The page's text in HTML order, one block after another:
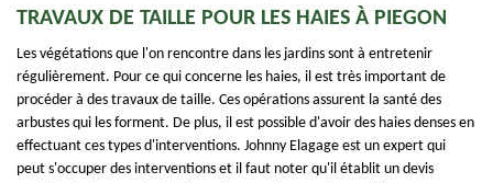
TRAVAUX DE TAILLE POUR LES HAIES À PIEGON
Les végétations que l'on rencontre dans les jardins sont à entretenir
régulièrement. Pour ce qui concerne les haies, il est très important de
procéder à des travaux de taille. Ces opérations assurent la santé des
arbustes qui les forment. De plus, il est possible d'avoir des haies denses en
effectuant ces types d'interventions. Johnny Elagage est un expert qui
peut s'occuper des interventions et il faut noter qu'il établit un devis